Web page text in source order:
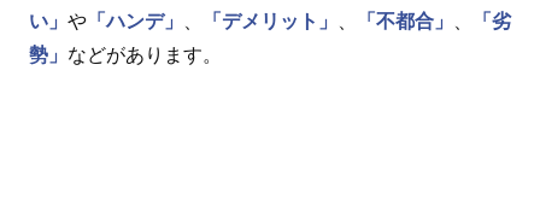
い」 や 「ハンデ」 「デメリット」 「不都合」
「劣
勢」 などがあります。